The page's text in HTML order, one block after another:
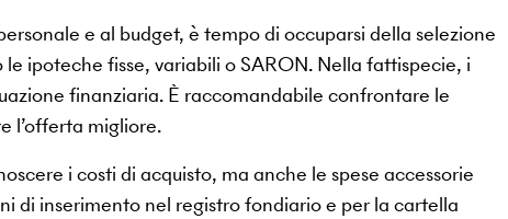
e al budget, è tempo di occuparsi della selezione
ipoteche fisse, variabili o SARON. Nella fattispecie, i
finanziaria. È raccomandabile confrontare le
l’offerta migliore.
i costi di acquisto, ma anche le spese accessorie
di inserimento nel registro fondiario e per la cartella